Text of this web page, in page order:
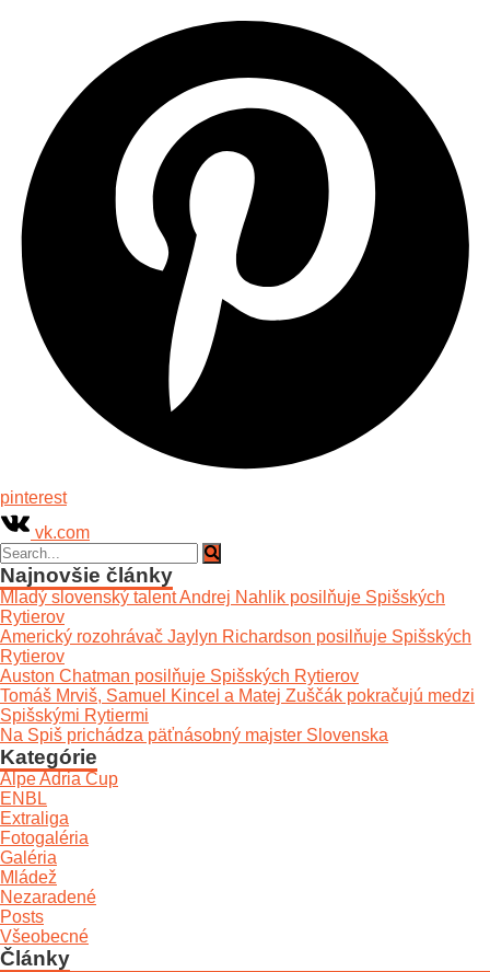
pinterest
vk.com
Najnovšie články
Mladý slovenský talent Andrej Nahlik posilňuje Spišských
Rytierov
Americký rozohrávač Jaylyn Richardson posilňuje Spišských
Rytierov
Auston Chatman posilňuje Spišských Rytierov
Tomáš Mrviš, Samuel Kincel a Matej Zuščák pokračujú medzi
Spišskými Rytiermi
Na Spiš prichádza päťnásobný majster Slovenska
Kategórie
Alpe Adria Cup
ENBL
Extraliga
Fotogaléria
Galéria
Mládež
Nezaradené
Posts
Všeobecné
Články